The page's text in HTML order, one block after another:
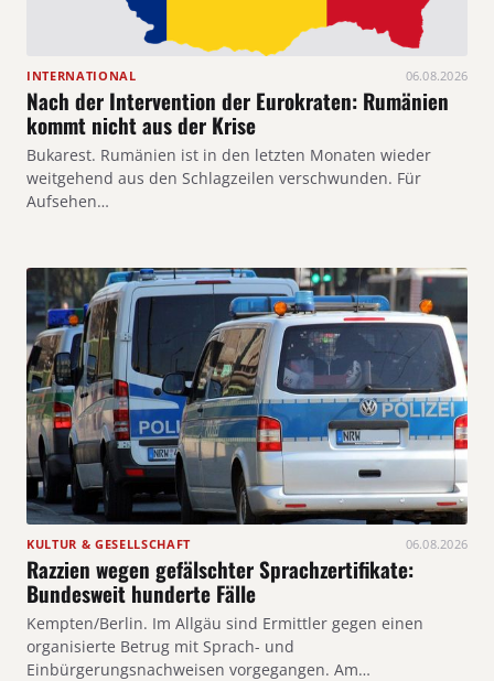
INTERNATIONAL 06.08.2026
Nach der Intervention der Eurokraten: Rumänien
kommt nicht aus der Krise
Bukarest. Rumänien ist in den letzten Monaten wieder
weitgehend aus den Schlagzeilen verschwunden. Für
Aufsehen…
KULTUR & GESELLSCHAFT 06.08.2026
Razzien wegen gefälschter Sprachzertifikate:
Bundesweit hunderte Fälle
Kempten/Berlin. Im Allgäu sind Ermittler gegen einen
organisierte Betrug mit Sprach- und
Einbürgerungsnachweisen vorgegangen. Am…